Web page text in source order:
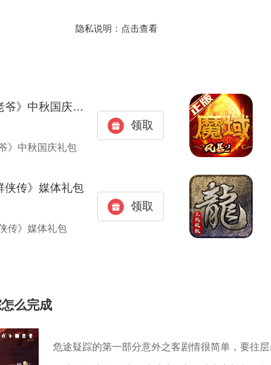
隐私说明： 点击查看
《一品官老爷》中秋国庆礼包
》中秋国庆礼包
领取
侠传》媒体礼包
传》媒体礼包
领取
么完成
危途疑踪的第一部分意外之客剧情很简单，要往